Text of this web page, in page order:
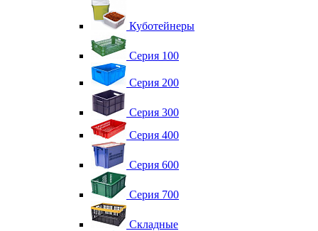
Куботейнеры
Серия 100
Серия 200
Серия 300
Серия 400
Серия 600
Серия 700
Складные